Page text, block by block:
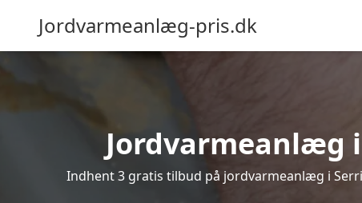
Jordvarmeanlæg-pris.dk
Jordvarmeanlæg
Indhent 3 gratis tilbud på jordvarmeanlæg i